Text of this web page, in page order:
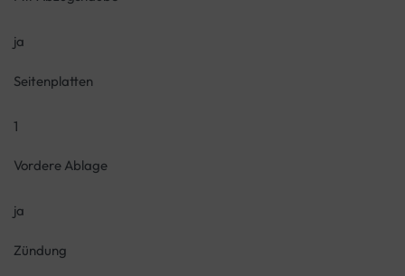
ja
Seitenplatten
1
Vordere Ablage
ja
Zündung